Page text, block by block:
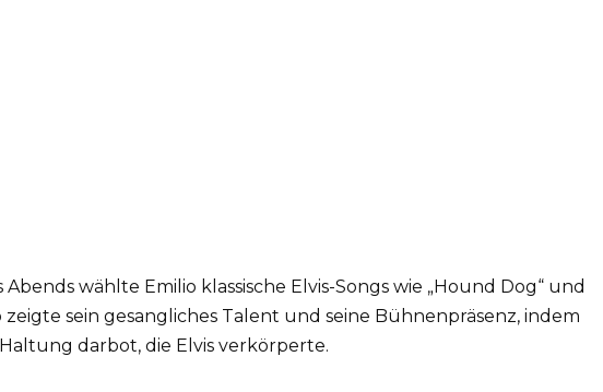
wählte Emilio klassische Elvis-Songs wie „Hound Dog“ und
zeigte sein gesangliches Talent und seine Bühnenpräsenz, indem
darbot, die Elvis verkörperte.